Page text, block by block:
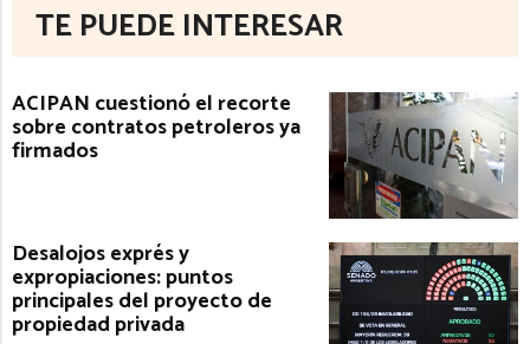
TE PUEDE INTERESAR
ACIPAN cuestionó el recorte
sobre contratos petroleros ya
firmados
Desalojos exprés y
expropiaciones: puntos
principales del proyecto de
propiedad privada